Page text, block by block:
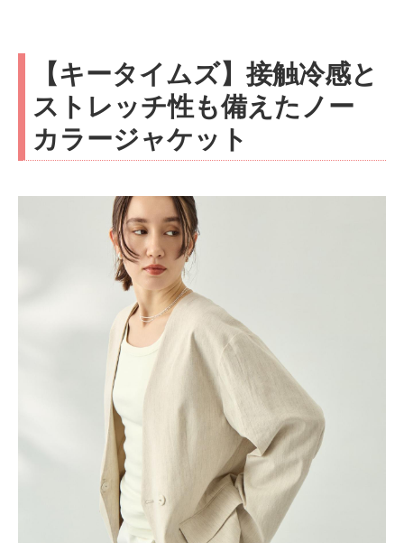
【キータイムズ】接触冷感と
ストレッチ性も備えたノー
カラージャケット